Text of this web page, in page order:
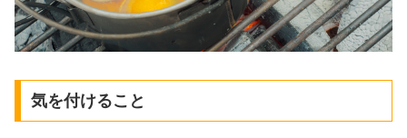
気を付けること